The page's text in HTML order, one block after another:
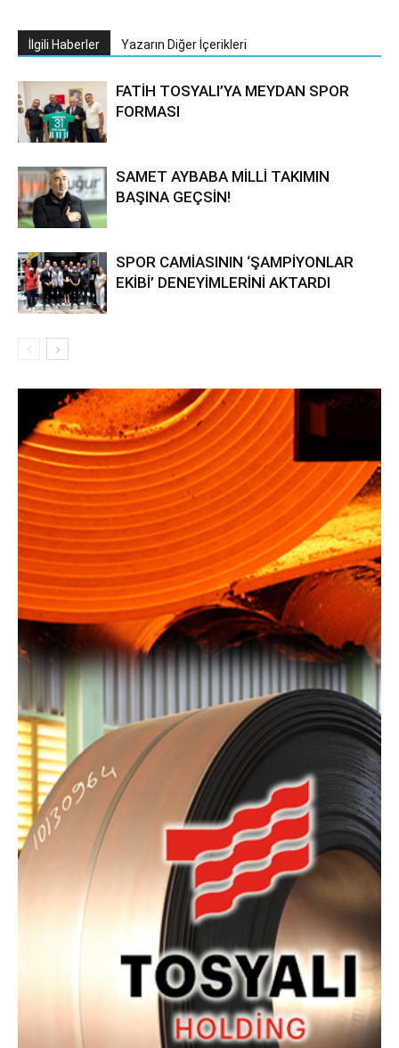
İlgili Haberler Yazarın Diğer İçerikleri
FATİH TOSYALI’YA MEYDAN SPOR
FORMASI
SAMET AYBABA MİLLİ TAKIMIN
BAŞINA GEÇSİN!
SPOR CAMİASININ ‘ŞAMPİYONLAR
EKİBİ’ DENEYİMLERİNİ AKTARDI